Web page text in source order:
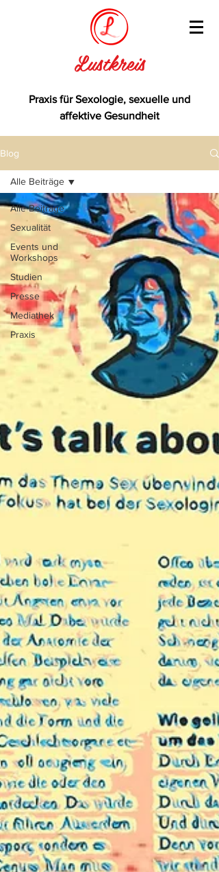
Lustkreis
Praxis für Sexologie, sexuelle und
affektive Gesundheit
Blog
Alle Beiträge
Sexualität
Events und
Workshops
Studien
Presse
Mediathek
Praxis
Alle Beiträge